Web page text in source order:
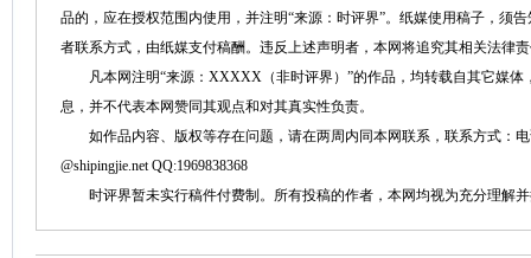
品的，应在授权范围内使用，并注明“来源：时评界”。纸媒使用稿子，须
者联系方式，由纸媒支付稿酬。违反上述声明者，本网将追究其相关法律
凡本网注明“来源：XXXXX（非时评界）”的作品，均转载自其它媒体
息，并不代表本网赞同其观点和对其真实性负责。
如作品内容、版权等存在问题，请在两周内同本网联系，联系方式：电
@shipingjie.net QQ:1969838368
时评界暂未实行稿件付费制。所有投稿的作者，本网均视为充分理解并